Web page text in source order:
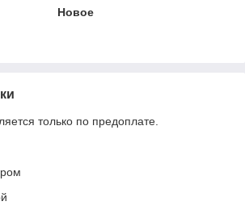
Новое
только по предоплате.